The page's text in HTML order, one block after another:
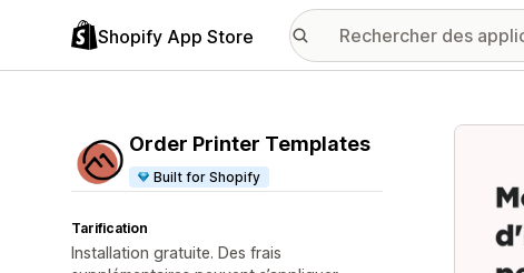
Shopify App Store
Order Printer Templates
Built for Shopify
Tarification
Installation gratuite. Des frais
Galerie